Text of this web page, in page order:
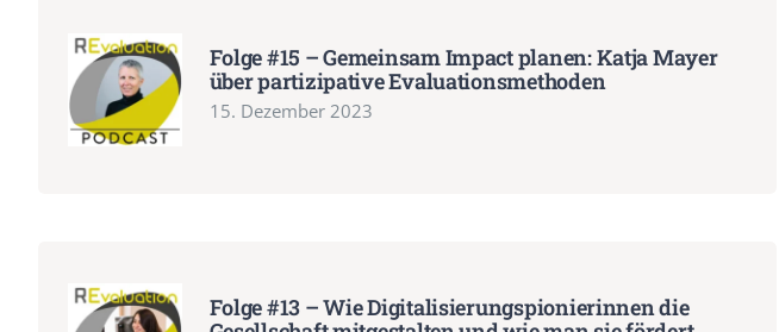
Folge #15 – Gemeinsam Impact planen: Katja Mayer
über partizipative Evaluationsmethoden
15. Dezember 2023
Folge #13 – Wie Digitalisierungspionierinnen die